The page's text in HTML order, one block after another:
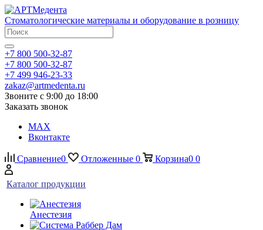
Стоматологические материалы и оборудование в розницу
+7 800 500-32-87
+7 800 500-32-87
+7 499 946-23-33
zakaz@artmedenta.ru
Звоните с 9:00 до 18:00
Заказать звонок
MAX
Вконтакте
Сравнение0 Отложенные 0 Корзина0 0
Каталог продукции
Анестезия